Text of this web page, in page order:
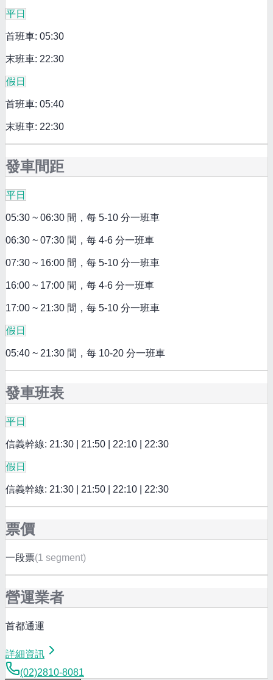
平日
首班車: 05:30
末班車: 22:30
假日
首班車: 05:40
末班車: 22:30
發車間距
平日
05:30 ~ 06:30 間，每 5-10 分一班車
06:30 ~ 07:30 間，每 4-6 分一班車
07:30 ~ 16:00 間，每 5-10 分一班車
16:00 ~ 17:00 間，每 4-6 分一班車
17:00 ~ 21:30 間，每 5-10 分一班車
假日
05:40 ~ 21:30 間，每 10-20 分一班車
發車班表
平日
信義幹線: 21:30 | 21:50 | 22:10 | 22:30
假日
信義幹線: 21:30 | 21:50 | 22:10 | 22:30
票價
一段票(1 segment)
營運業者
首都通運
詳細資訊
(02)2810-8081